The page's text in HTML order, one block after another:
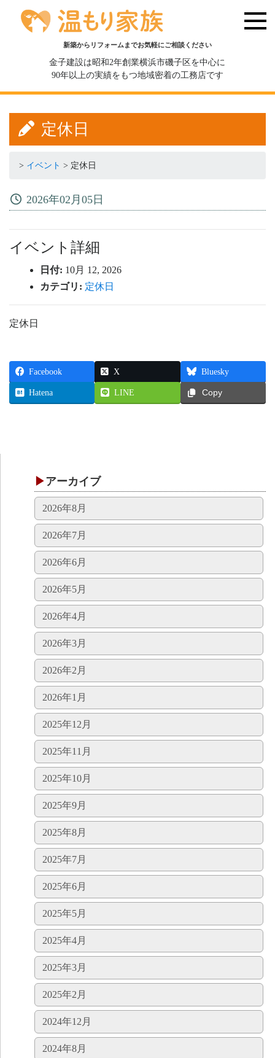
新築からリフォームまでお気軽にご相談ください
金子建設は昭和2年創業横浜市磯子区を中心に
90年以上の実績をもつ地域密着の工務店です
定休日
> イベント > 定休日
2026年02月05日
イベント詳細
日付: 10月 12, 2026
カテゴリ: 定休日
定休日
Facebook X Bluesky
Hatena LINE Copy
アーカイブ
2026年8月
2026年7月
2026年6月
2026年5月
2026年4月
2026年3月
2026年2月
2026年1月
2025年12月
2025年11月
2025年10月
2025年9月
2025年8月
2025年7月
2025年6月
2025年5月
2025年4月
2025年3月
2025年2月
2024年12月
2024年8月